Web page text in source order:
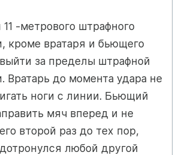
-метрового штрафного
кро­ме вратаря и бьющего
за пределы штрафной
Вратарь до момента удара не
ноги с линии. Бьющий
мяч вперед и не
второй раз до тех пор,
любой другой